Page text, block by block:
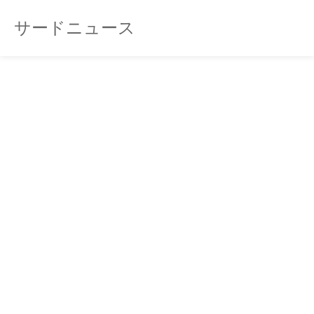
サードニュース